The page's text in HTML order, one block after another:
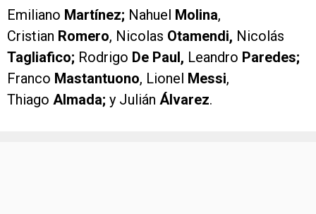
Emiliano Martínez; Nahuel Molina,
Cristian Romero, Nicolas Otamendi, Nicolás
Tagliafico; Rodrigo De Paul, Leandro Paredes;
Franco Mastantuono, Lionel Messi,
Thiago Almada; y Julián Álvarez.